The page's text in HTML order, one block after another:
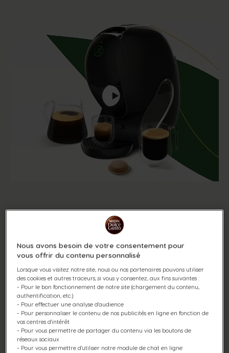
Découvrez le pouvoir
de la technologie
SmartBrew™
Pensée pour les puristes, NEO Caffè offre une
expérience sensorielle inédite avec un menu 100%
dédié aux cafés noirs. Amateur d’espresso intense ou de
café long équilibré, cette machine nouvelle génération
garantit un résultat en tasse exceptionnel grâce à la
technologie brevetée SmartBrew™ avec une crema*
parfaite et une intensité maîtrisée adaptée aux goûts de
chacun : appuyez sur le bouton de démarrage et
Nous avons besoin de votre consentement pour
vous offrir du contenu personnalisé
Lorsque vous visitez notre site, nous ou nos partenaires pouvons utiliser
des cookies et autres traceurs, si vous y consentez, aux fins suivantes :
- Pour le bon fonctionnement de notre site (chargement du contenu,
authentification, etc.)
- Pour effectuer une analyse d'audience
- Pour personnaliser le contenu de nos publicités en ligne en fonction de
vos centres d'intérêt
- Pour vous permettre de partager du contenu via les boutons de
réseaux sociaux
- Pour vous permettre d'utiliser notre module de chat en ligne